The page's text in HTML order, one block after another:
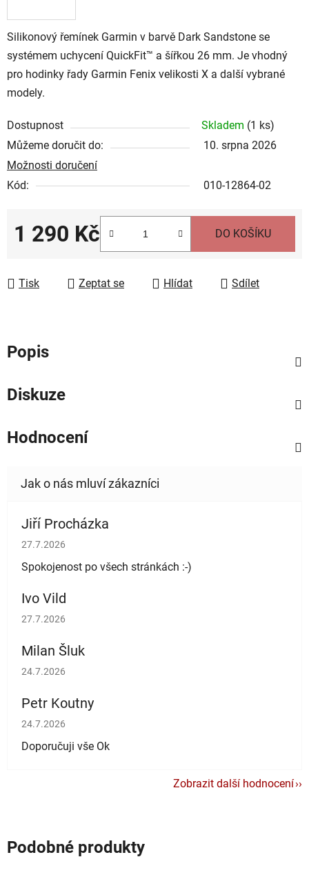
Silikonový řemínek Garmin v barvě Dark Sandstone se
systémem uchycení QuickFit™ a šířkou 26 mm. Je vhodný
pro hodinky řady Garmin Fenix velikosti X a další vybrané
modely.
Dostupnost Skladem (1 ks)
Můžeme doručit do:
10. srpna 2026
Možnosti doručení
Kód:
010-12864-02
1 290 Kč DO KOŠÍKU
Tisk Zeptat se Hlídat Sdílet
Popis
Diskuze
Hodnocení
Jiří Procházka
Hodnocení obchodu je 5 z 5 hvězdiček.
27.7.2026
Spokojenost po všech stránkách :-)
Ivo Vild
Hodnocení obchodu je 5 z 5 hvězdiček.
27.7.2026
Milan Šluk
Hodnocení obchodu je 5 z 5 hvězdiček.
24.7.2026
Petr Koutny
Hodnocení obchodu je 5 z 5 hvězdiček.
24.7.2026
Doporučuji vše Ok
Zobrazit další hodnocení
Podobné produkty